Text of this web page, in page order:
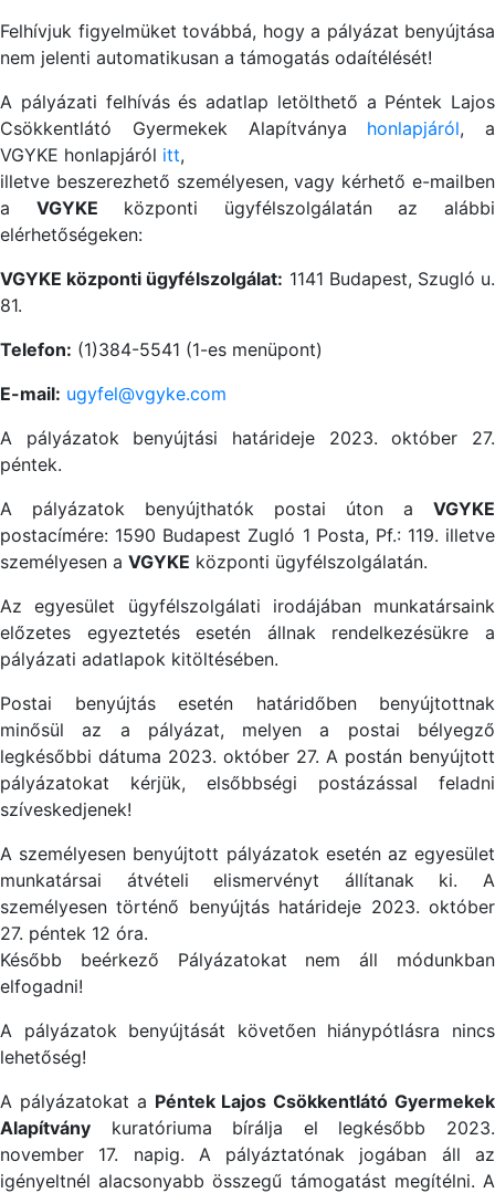
Felhívjuk figyelmüket továbbá, hogy a pályázat benyújtása
nem jelenti automatikusan a támogatás odaítélését!
A pályázati felhívás és adatlap letölthető a Péntek Lajos
Csökkentlátó Gyermekek Alapítványa honlapjáról, a
VGYKE honlapjáról itt,
illetve beszerezhető személyesen, vagy kérhető e-mailben
a VGYKE központi ügyfélszolgálatán az alábbi
elérhetőségeken:
VGYKE központi ügyfélszolgálat: 1141 Budapest, Szugló u.
81.
Telefon: (1)384-5541 (1-es menüpont)
E-mail: ugyfel@vgyke.com
A pályázatok benyújtási határideje 2023. október 27.
péntek.
A pályázatok benyújthatók postai úton a VGYKE
postacímére: 1590 Budapest Zugló 1 Posta, Pf.: 119. illetve
személyesen a VGYKE központi ügyfélszolgálatán.
Az egyesület ügyfélszolgálati irodájában munkatársaink
előzetes egyeztetés esetén állnak rendelkezésükre a
pályázati adatlapok kitöltésében.
Postai benyújtás esetén határidőben benyújtottnak
minősül az a pályázat, melyen a postai bélyegző
legkésőbbi dátuma 2023. október 27. A postán benyújtott
pályázatokat kérjük, elsőbbségi postázással feladni
szíveskedjenek!
A személyesen benyújtott pályázatok esetén az egyesület
munkatársai átvételi elismervényt állítanak ki. A
személyesen történő benyújtás határideje 2023. október
27. péntek 12 óra.
Később beérkező Pályázatokat nem áll módunkban
elfogadni!
A pályázatok benyújtását követően hiánypótlásra nincs
lehetőség!
A pályázatokat a Péntek Lajos Csökkentlátó Gyermekek
Alapítvány kuratóriuma bírálja el legkésőbb 2023.
november 17. napig. A pályáztatónak jogában áll az
igényeltnél alacsonyabb összegű támogatást megítélni. A